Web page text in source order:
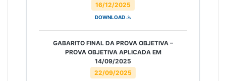
16/12/2025
DOWNLOAD
22/09/2025
GABARITO FINAL DA PROVA OBJETIVA –
PROVA OBJETIVA APLICADA EM
14/09/2025